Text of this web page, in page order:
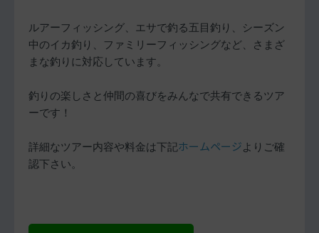
ルアーフィッシング、エサで釣る五目釣り、シーズン
中のイカ釣り、ファミリーフィッシングなど、さまざ
まな釣りに対応しています。
釣りの楽しさと仲間の喜びをみんなで共有できるツア
ーです！
詳細なツアー内容や料金は下記ホームページ よりご確
認下さい。